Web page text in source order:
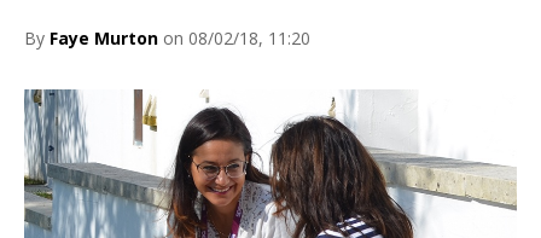
By Faye Murton on 08/02/18, 11:20